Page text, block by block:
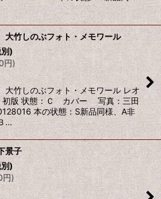
竹しのぶフォト・メモワール
)
円)
竹しのぶフォト・メモワール レオ
版 状態：Ｃ カバー 写真：三田
本の状態：S新品同様、A非
…
景子
)
円)